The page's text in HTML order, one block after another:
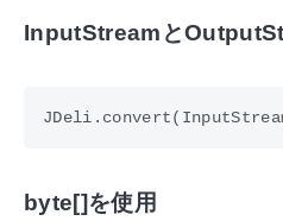
InputStreamと
byte[]を使用